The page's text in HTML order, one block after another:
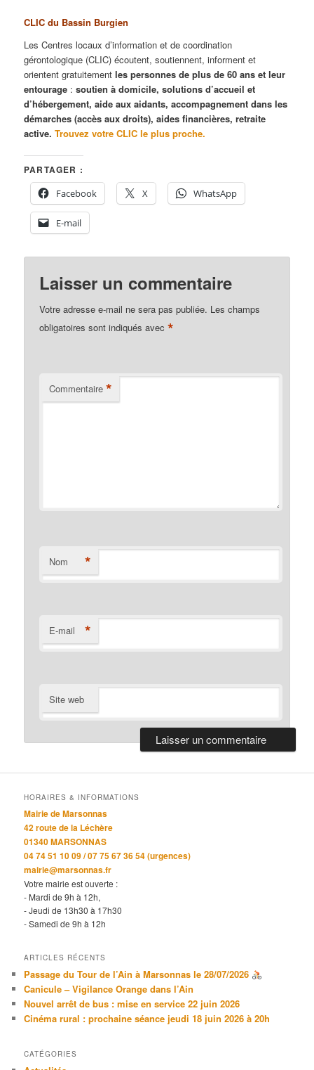
CLIC du Bassin Burgien
Les Centres locaux d’information et de coordination
gérontologique (CLIC) écoutent, soutiennent, informent et
orientent gratuitementles personnes de plus de 60 ans et leur
entourage :soutien à domicile, solutions d’accueil et
d’hébergement, aide aux aidants, accompagnement dans les
démarches (accès aux droits), aides financières, retraite
active. Trouvez votre CLIC le plus proche.
PARTAGER :
Facebook
X WhatsApp
E-mail
Laisser un commentaire
Votre adresse e-mail ne sera pas publiée. Les champs
obligatoires sont indiqués avec*
Commentaire *
Nom *
E-mail *
Site web
HORAIRES & INFORMATIONS
Mairie de Marsonnas
42 route de la Léchère
01340 MARSONNAS
04 74 51 10 09 / 07 75 67 36 54 (urgences)
mairie@marsonnas.fr
Votre mairie est ouverte :
- Mardi de 9h à 12h,
- Jeudi de 13h30 à 17h30
- Samedi de 9h à 12h
ARTICLES RÉCENTS
Passage du Tour de l’Ain à Marsonnas le 28/07/2026
Canicule – Vigilance Orange dans l’Ain
Nouvel arrêt de bus : mise en service 22 juin 2026
Cinéma rural : prochaine séance jeudi 18 juin 2026 à 20h
CATÉGORIES